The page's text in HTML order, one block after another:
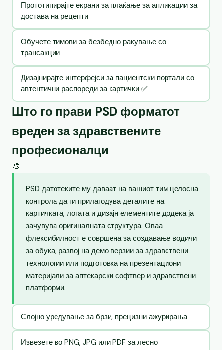
Прототипирајте екрани за плаќање за апликации за
достава на рецепти
Обучете тимови за безбедно ракување со
трансакции
Дизајнирајте интерфејси за пациентски портали со
автентични распореди за картички ✅
Што го прави PSD форматот
вреден за здравствените
професионалци
🎨
PSD датотеките му даваат на вашиот тим целосна
контрола да ги прилагодува деталите на
картичката, логата и дизајн елементите додека ја
зачувува оригиналната структура. Оваа
флексибилност е совршена за создавање водичи
за обука, развој на демо верзии за здравствени
технологии или подготовка на презентациони
материјали за аптекарски софтвер и здравствени
платформи.
Слојно уредување за брзи, прецизни ажурирања
Извезете во PNG, JPG или PDF за лесно